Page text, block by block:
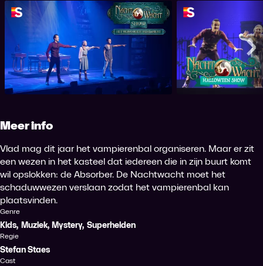
Nachtwacht - Het Vervloekte
Perkament
Nachtwacht
Meer info
Vlad mag dit jaar het vampierenbal organiseren. Maar er zit
een wezen in het kasteel dat iedereen die in zijn buurt komt
wil opslokken: de Absorber. De Nachtwacht moet het
schaduwwezen verslaan zodat het vampierenbal kan
plaatsvinden.
Genre
Kids, Muziek, Mystery, Superhelden
Regie
Stefan Staes
Cast